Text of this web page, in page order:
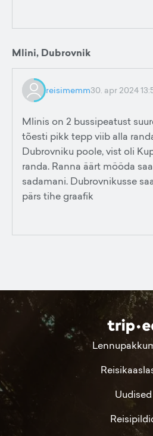
Mlini, Dubrovnik
reisimemm30. apr 2024
Mlinis on 2 bussipeatust
tõesti pikk tepp viib alla
Dubrovniku poole, vist oli
randa. Ranna äärt mööda
sadamani. Dubrovnikusse
pärs tihe graafik
Uudised